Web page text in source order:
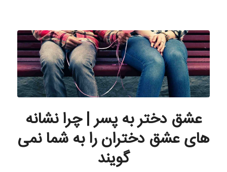
عشق دختر به پسر | چرا نشانه
های عشق دختران را به شما نمی
گویند